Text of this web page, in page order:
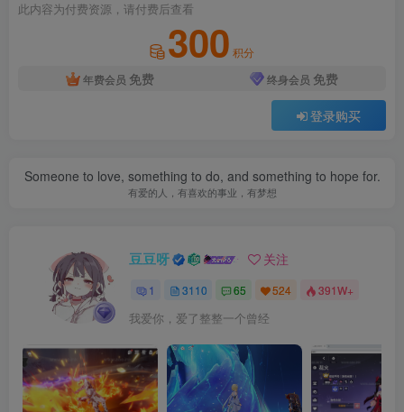
此内容为付费资源，请付费后查看
300 积分
年费会员 免费 终身会员 免费
登录购买
Someone to love, something to do, and something to hope for.
有爱的人，有喜欢的事业，有梦想
豆豆呀 关注
1 3110 65 524 391W+
我爱你，爱了整整一个曾经